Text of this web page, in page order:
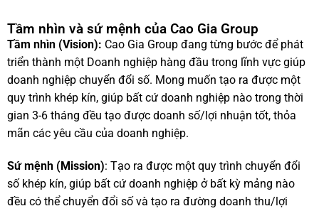
Tầm nhìn và sứ mệnh của Cao Gia Group
Tầm nhìn (Vision): Cao Gia Group đang từng bước để phát
triển thành một Doanh nghiệp hàng đầu trong lĩnh vực giúp
doanh nghiệp chuyển đổi số. Mong muốn tạo ra được một
quy trình khép kín, giúp bất cứ doanh nghiệp nào trong thời
gian 3-6 tháng đều tạo được doanh số/lợi nhuận tốt, thỏa
mãn các yêu cầu của doanh nghiệp.
Sứ mệnh (Mission): Tạo ra được một quy trình chuyển đổi
số khép kín, giúp bất cứ doanh nghiệp ở bất kỳ mảng nào
đều có thể chuyển đổi số và tạo ra đường doanh thu/lợi